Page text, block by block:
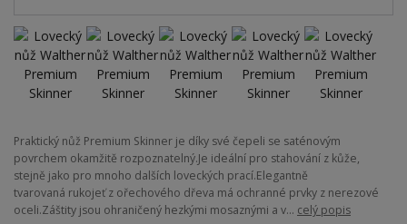
Praktický nůž Premium Skinner je díky své čepeli se saténovým
povrchem okamžitě rozpoznatelný.Je ideální pro stahování z kůže,
stejně jako pro mnoho dalších loveckých prací.Elegantně
tvarovaná rukojeť z ořechového dřeva má ochranné prvky z nerezové
oceli.Záštity jsou ohraničený hezkými mosaznými a v... celý popis